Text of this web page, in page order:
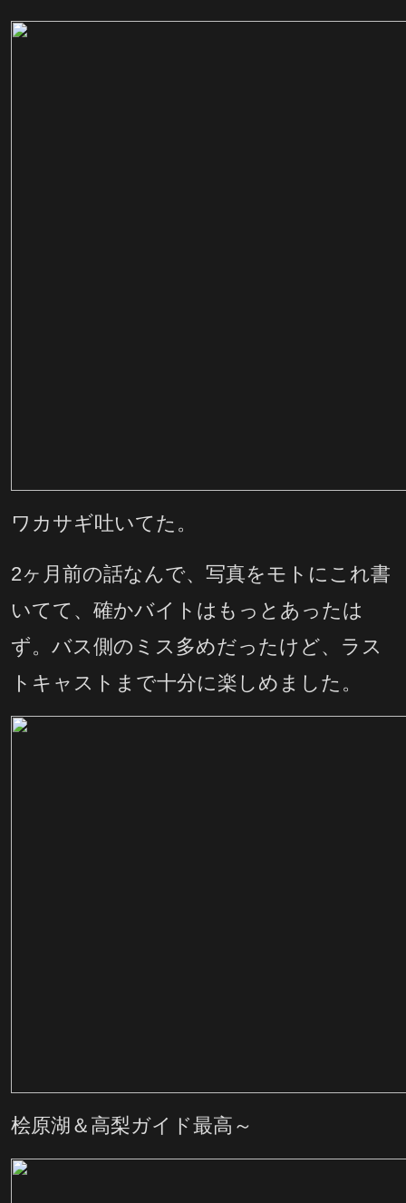
ワカサギ吐いてた。
2ヶ月前の話なんで、写真をモトにこれ書
いてて、確かバイトはもっとあったは
ず。バス側のミス多めだったけど、ラス
トキャストまで十分に楽しめました。
桧原湖＆高梨ガイド最高～